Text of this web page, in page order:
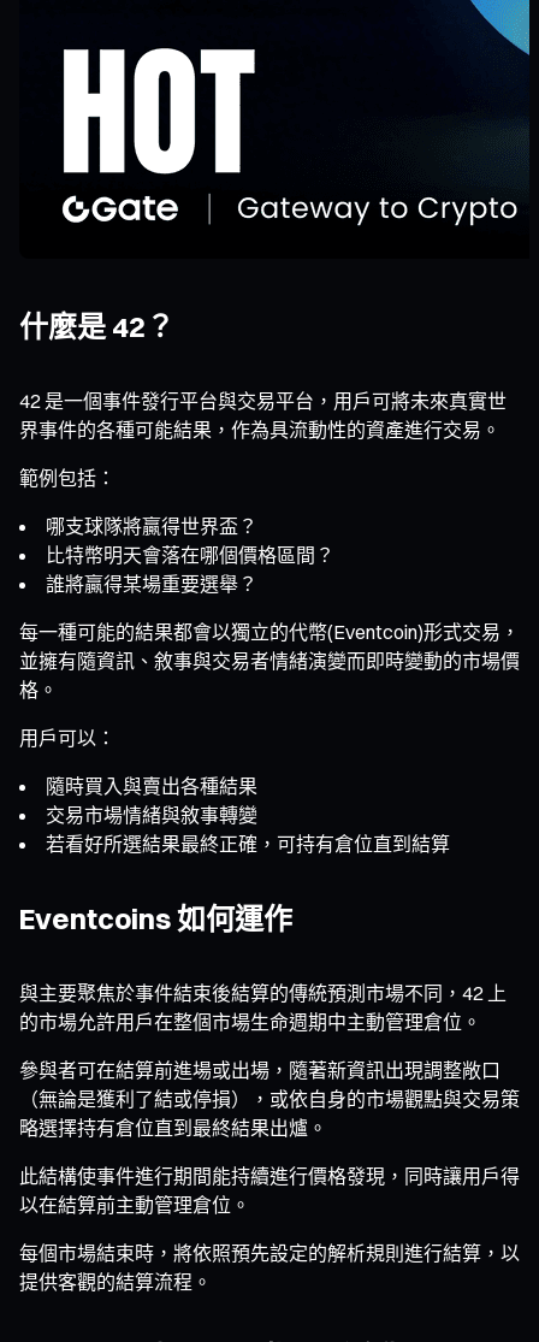
什麼是 42？
42 是一個事件發行平台與交易平台，用戶可將未來真實世
界事件的各種可能結果，作為具流動性的資產進行交易。
範例包括：
哪支球隊將贏得世界盃？
比特幣明天會落在哪個價格區間？
誰將贏得某場重要選舉？
每一種可能的結果都會以獨立的代幣(Eventcoin)形式交易，
並擁有隨資訊、敘事與交易者情緒演變而即時變動的市場價
格。
用戶可以：
隨時買入與賣出各種結果
交易市場情緒與敘事轉變
若看好所選結果最終正確，可持有倉位直到結算
Eventcoins 如何運作
與主要聚焦於事件結束後結算的傳統預測市場不同，42 上
的市場允許用戶在整個市場生命週期中主動管理倉位。
參與者可在結算前進場或出場，隨著新資訊出現調整敞口
（無論是獲利了結或停損），或依自身的市場觀點與交易策
略選擇持有倉位直到最終結果出爐。
此結構使事件進行期間能持續進行價格發現，同時讓用戶得
以在結算前主動管理倉位。
每個市場結束時，將依照預先設定的解析規則進行結算，以
提供客觀的結算流程。